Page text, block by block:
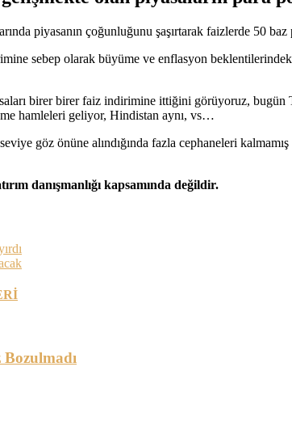
piyasanın çoğunluğunu şaşırtarak faizlerde 50
sebep olarak büyüme ve enflasyon
birer birer faiz indirimine ittiğini görüyoruz,
hamleleri geliyor, Hindistan aynı, vs…
göz önüne alındığında fazla cephaneleri
danışmanlığı kapsamında değildir.